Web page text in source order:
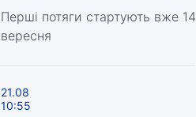
Перші потяги стартують вже 14
вересня
21.08
10:55